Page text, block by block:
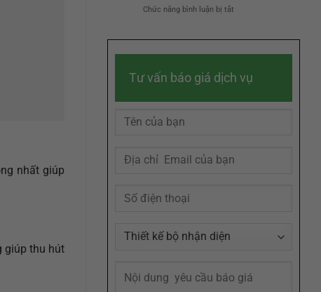
nhất giúp
giúp thu hút
Hàng
Cần
Chức năng bình luận bị tắt
Kế
Chuyên
Từ
Tư vấn báo giá dịch vụ